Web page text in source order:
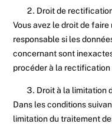
Droit de
Vous avez le droit de
responsable si les
concernant sont
procéder à la rectification
Droit à la limitation
Dans les conditions
limitation du traitement